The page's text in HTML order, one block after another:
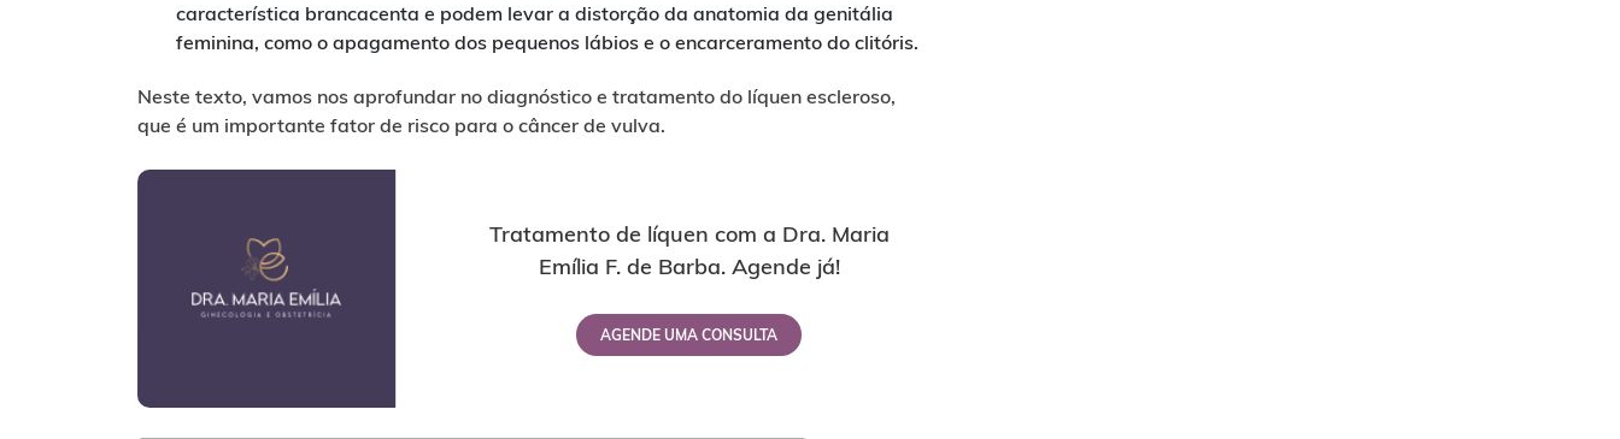
característica brancacenta e podem levar a distorção da anatomia da genitália
feminina, como o apagamento dos pequenos lábios e o encarceramento do clitóris.
Neste texto, vamos nos aprofundar no diagnóstico e tratamento do líquen escleroso,
que é um importante fator de risco para o câncer de vulva.
Tratamento de líquen com a Dra. Maria
Emília F. de Barba. Agende já!
AGENDE UMA CONSULTA